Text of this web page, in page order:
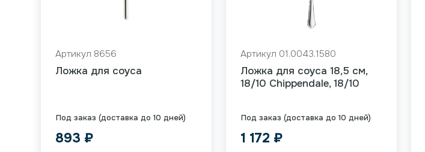
Под заказ (доставка до 10 дней)
Артикул 8656
Ложка для соуса
893 ₽
Под заказ (доставка до 10 дней)
Артикул 01.0043.1580
Ложка для соуса 18,5 см,
18/10 Chippendale, 18/10
1 172 ₽